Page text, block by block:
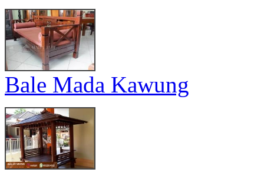
Bale Mada Kawung